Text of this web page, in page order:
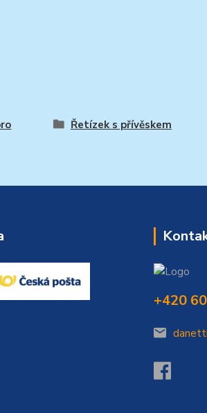
Řetízek s přívěskem
+420